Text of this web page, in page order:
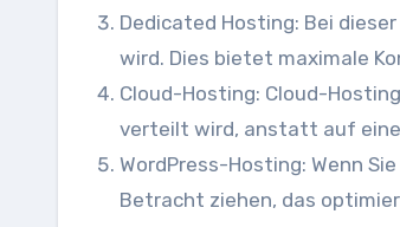
Dedicated Hosting: Bei
wird. Dies bietet maximale
Cloud-Hosting: Cloud-
verteilt wird, anstatt auf
WordPress-Hosting: Wenn
Betracht ziehen, das